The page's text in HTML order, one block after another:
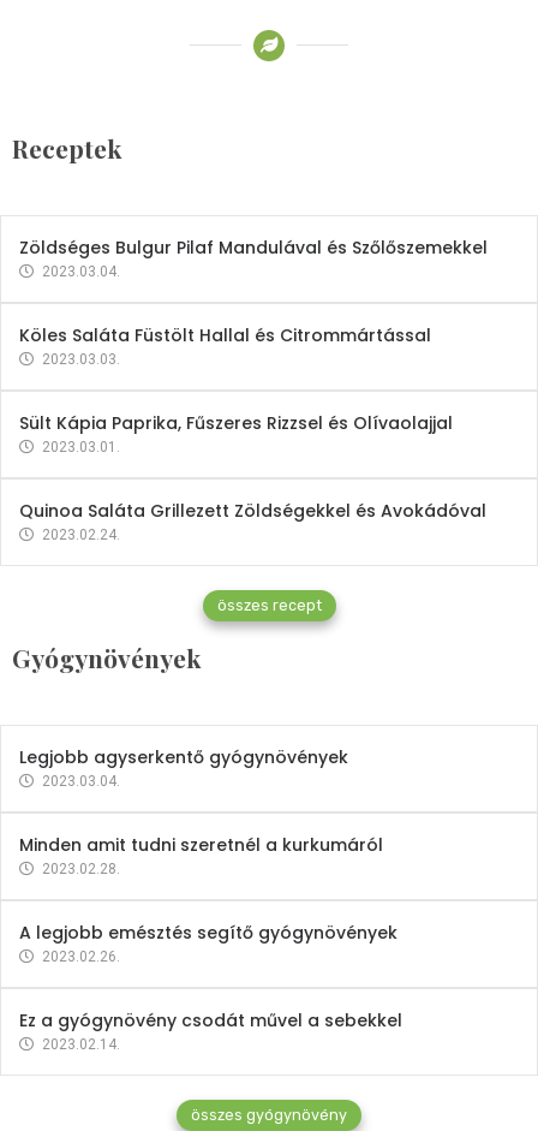
Receptek
2023.03.06.
Zöldséges Bulgur Pilaf Mandulával és Szőlőszemekkel
2023.03.04.
Köles Saláta Füstölt Hallal és Citrommártással
2023.03.03.
Sült Kápia Paprika, Fűszeres Rizzsel és Olívaolajjal
2023.03.01.
Quinoa Saláta Grillezett Zöldségekkel és Avokádóval
2023.02.24.
összes recept
Gyógynövények
Gyógynövények
Mindent a petrezselyemről
2023.12.21.
Legjobb agyserkentő gyógynövények
2023.03.04.
Minden amit tudni szeretnél a kurkumáról
2023.02.28.
A legjobb emésztés segítő gyógynövények
2023.02.26.
Ez a gyógynövény csodát művel a sebekkel
2023.02.14.
összes gyógynövény
Vitaminok